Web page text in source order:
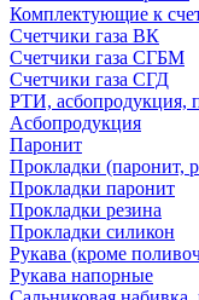
Комплектующие к
Счетчики газа ВК
Счетчики газа СГБМ
Счетчики газа СГД
РТИ, асбопродукция,
Асбопродукция
Паронит
Прокладки (паронит,
Прокладки паронит
Прокладки резина
Прокладки силикон
Рукава (кроме
Рукава напорные